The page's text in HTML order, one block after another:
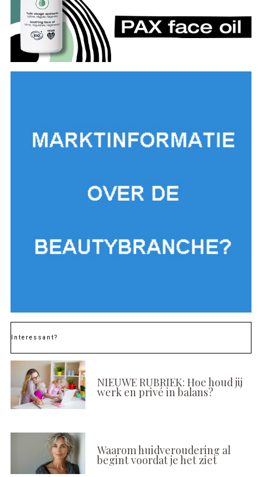
Interessant?
NIEUWE RUBRIEK: Hoe houd jij
werk en privé in balans?
Waarom huidveroudering al
begint voordat je het ziet